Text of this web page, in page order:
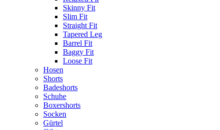
Skinny Fit
Slim Fit
Straight Fit
Tapered Leg
Barrel Fit
Baggy Fit
Loose Fit
Hosen
Shorts
Badeshorts
Schuhe
Boxershorts
Socken
Gürtel